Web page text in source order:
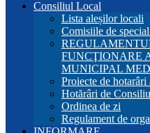
Consiliul Local
Lista aleșilor locali
Comisiile de
FUNCŢIONARE
MUNICIPAL
Proiecte de
Hotărâri de Consiliu
Ordinea de zi
Regulament de